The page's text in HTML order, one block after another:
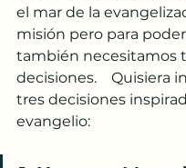
el mar de la
misión pero para
también necesitamos
decisiones.    Quisiera
tres decisiones
evangelio: